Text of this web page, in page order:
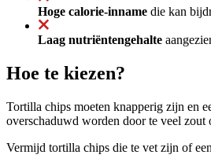
Hoge calorie-inname die kan
Laag nutriëntengehalte
Hoe te kiezen?
Tortilla chips moeten knapperig zijn en
overschaduwd worden door te veel zout
Vermijd tortilla chips die te vet zijn of